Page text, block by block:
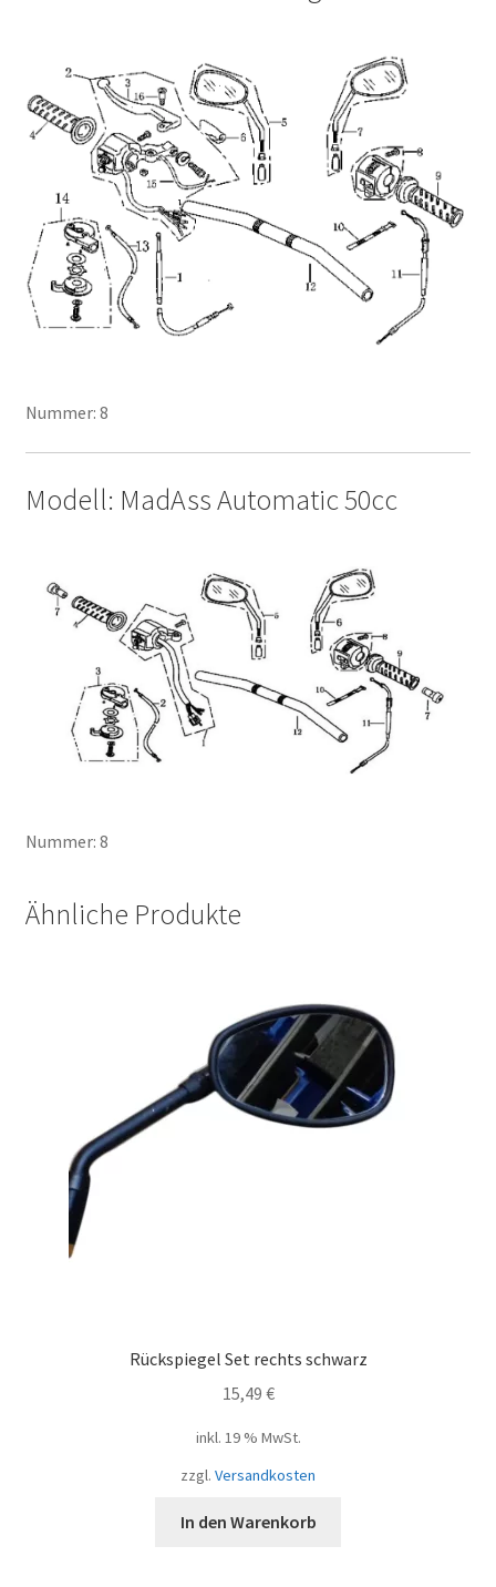
Nummer: 8
Modell: MadAss Automatic 50cc
Nummer: 8
Ähnliche Produkte
Rückspiegel Set rechts schwarz
15,49 €
inkl. 19 % MwSt.
zzgl. Versandkosten
In den Warenkorb